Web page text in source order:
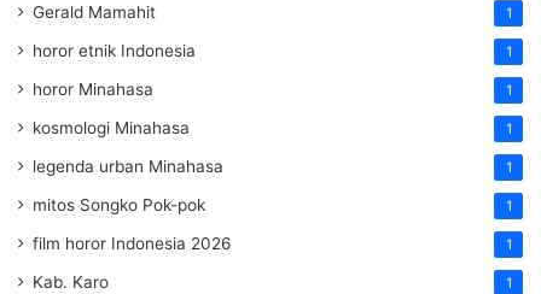
Gerald Mamahit 1
horor etnik Indonesia 1
horor Minahasa 1
kosmologi Minahasa 1
legenda urban Minahasa 1
mitos Songko Pok-pok 1
film horor Indonesia 2026 1
Kab. Karo 1